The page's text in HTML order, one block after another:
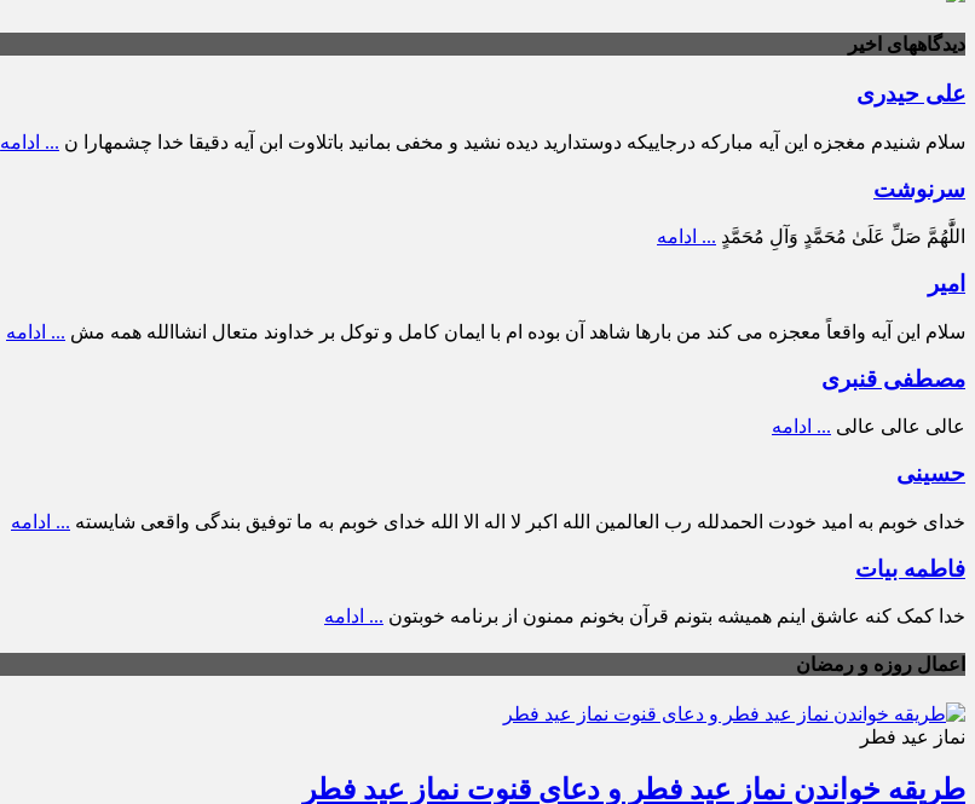
دیدگاههای اخیر
علی حیدری
سلام شنیدم مغجزه این آیه مبارکه درجاییکه دوستدارید دیده نشید و مخفی بمانید باتلاوت ابن آیه دقیقا خدا چشمهارا ن ... ادامه
سرنوشت
اللَّٰهُمَّ صَلِّ عَلَىٰ مُحَمَّدٍ وَآلِ مُحَمَّدٍ ... ادامه
امیر
سلام این آیه واقعاً معجزه می کند من بارها شاهد آن بوده ام با ایمان کامل و توکل بر خداوند متعال انشاالله همه مش ... ادامه
مصطفی قنبری
عالی عالی عالی ... ادامه
حسینی
خدای خوبم به امید خودت الحمدلله رب العالمین الله اکبر لا اله الا الله خدای خوبم به ما توفیق بندگی واقعی شایسته ... ادامه
فاطمه بیات
خدا کمک کنه عاشق اینم همیشه بتونم قرآن بخونم ممنون از برنامه خوبتون ... ادامه
اعمال روزه و رمضان
نماز عید فطر
طریقه خواندن نماز عید فطر و دعای قنوت نماز عید فطر